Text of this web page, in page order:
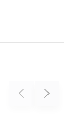
Previous Next